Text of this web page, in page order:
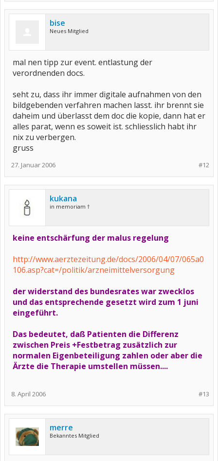
bise
Neues Mitglied
mal nen tipp zur event. entlastung der
verordnenden docs.
seht zu, dass ihr immer digitale aufnahmen von den
bildgebenden verfahren machen lasst. ihr brennt sie
daheim und überlasst dem doc die kopie, dann hat er
alles parat, wenn es soweit ist. schliesslich habt ihr
nix zu verbergen.
gruss
#12
27. Januar 2006
kukana
in memoriam †
keine entschärfung der malus regelung
http://www.aerztezeitung.de/docs/2006/04/07/065a0
106.asp?cat=/politik/arzneimittelversorgung
der widerstand des bundesrates war zwecklos
und das entsprechende gesetzt wird zum 1 juni
eingeführt.
Das bedeutet, daß Patienten die Differenz
zwischen Preis +Festbetrag zusätzlich zur
normalen Eigenbeteiligung zahlen oder aber die
Ärzte die Therapie umstellen müssen....
#13
8. April 2006
merre
Bekanntes Mitglied